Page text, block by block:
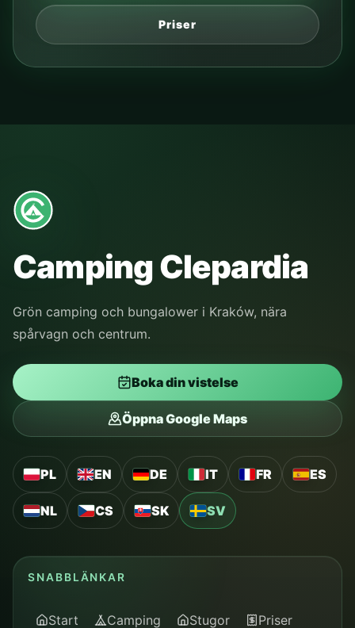
Priser
Camping Clepardia
Grön camping och bungalower i Kraków, nära
spårvagn och centrum.
Boka din vistelse
Öppna Google Maps
PL EN DE IT FR ES
NL CS SK SV
SNABBLÄNKAR
Start Camping Stugor Priser